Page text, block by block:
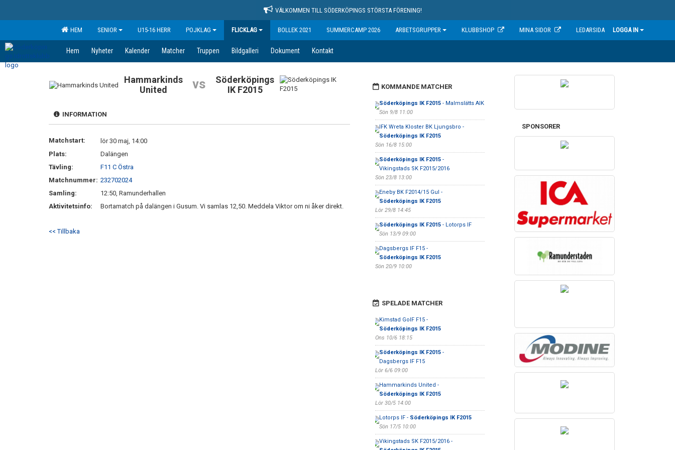
VÄLKOMMEN TILL SÖDERKÖPINGS STÖRSTA FÖRENING!
HEM SENIOR U15-16 HERR POJKLAG FLICKLAG BOLLEK 2021 SUMMERCAMP 2026 ARBETSGRUPPER KLUBBSHOP MINA SIDOR LEDARSIDA LOGGA IN
Hem Nyheter Kalender Matcher Truppen Bildgalleri Dokument Kontakt
Hammarkinds
United
vs
Söderköpings
IK F2015
INFORMATION
Matchstart:
lör 30 maj, 14:00
Plats:
Dalängen
Tävling:
F11 C Östra
Matchnummer: 232702024
Samling:
12:50, Ramunderhallen
Aktivitetsinfo:
Bortamatch på dalängen i Gusum. Vi samlas 12,50. Meddela Viktor om ni åker direkt.
<< Tillbaka
KOMMANDE MATCHER
Söderköpings IK F2015- Malmslätts AIK
Sön 9/8 11:00
IFK Wreta Kloster BK Ljungsbro -
Söderköpings IK F2015
Sön 16/8 15:00
Söderköpings IK F2015-
Vikingstads SK F2015/2016
Sön 23/8 13:00
Eneby BK F2014/15 Gul -
Söderköpings IK F2015
Lör 29/8 14:45
Söderköpings IK F2015- Lotorps IF
Sön 13/9 09:00
Dagsbergs IF F15 -
Söderköpings IK F2015
Sön 20/9 10:00
SPELADE MATCHER
Kimstad GoIF F15 -
Söderköpings IK F2015
Ons 10/6 18:15
Söderköpings IK F2015-
Dagsbergs IF F15
Lör 6/6 09:00
Hammarkinds United -
Söderköpings IK F2015
Lör 30/5 14:00
Lotorps IF - Söderköpings IK F2015
Sön 17/5 10:00
Vikingstads SK F2015/2016 -
SPONSORER